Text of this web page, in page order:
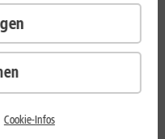
Für wen
Modelle?
Cookie-Infos